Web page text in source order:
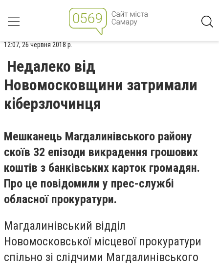
12:07, 26 червня 2018 р.
Недалеко від
Новомосковщини затримали
кіберзлочинця
Мешканець Магдалинівського району
скоїв 32 епізоди викрадення грошових
коштів з банківських карток громадян.
Про це повідомили у прес-службі
обласної прокуратури.
Магдалинівський відділ
Новомосковської місцевої прокуратури
спільно зі слідчими Магдалинівського